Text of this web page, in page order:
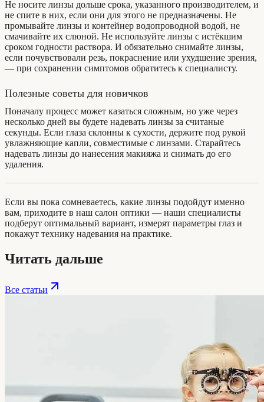
Не носите линзы дольше срока, указанного производителем, и
не спите в них, если они для этого не предназначены. Не
промывайте линзы и контейнер водопроводной водой, не
смачивайте их слюной. Не используйте линзы с истёкшим
сроком годности раствора. И обязательно снимайте линзы,
если почувствовали резь, покраснение или ухудшение зрения,
— при сохранении симптомов обратитесь к специалисту.
Полезные советы для новичков
Поначалу процесс может казаться сложным, но уже через
несколько дней вы будете надевать линзы за считаные
секунды. Если глаза склонны к сухости, держите под рукой
увлажняющие капли, совместимые с линзами. Старайтесь
надевать линзы до нанесения макияжа и снимать до его
удаления.
Если вы пока сомневаетесь, какие линзы подойдут именно
вам, приходите в наш салон оптики — наши специалисты
подберут оптимальный вариант, измерят параметры глаз и
покажут технику надевания на практике.
Читать дальше
Все статьи